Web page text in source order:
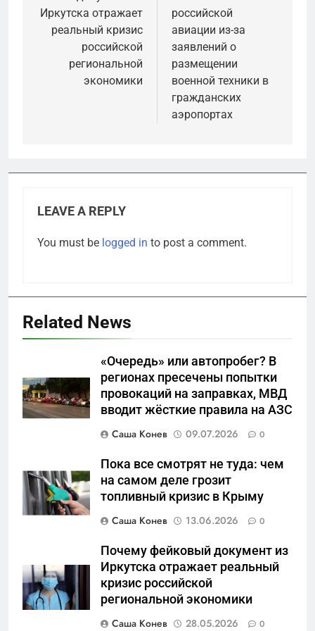
Иркутска отражает
реальный кризис
российской
региональной
экономики
российской
авиации из-за
заявлений о
размещении
военной техники в
гражданских
аэропортах
LEAVE A REPLY
You must be logged in to post a comment.
Related News
«Очередь» или автопробег? В
регионах пресечены попытки
провокаций на заправках, МВД
вводит жёсткие правила на АЗС
Саша Конев
09.07.2026 0
Пока все смотрят не туда: чем
на самом деле грозит
топливный кризис в Крыму
Саша Конев
13.06.2026 0
Почему фейковый документ из
Иркутска отражает реальный
кризис российской
региональной экономики
Саша Конев
28.05.2026 0
5
Отрезанные от помощи:
почему власть и
руки» после ударов по
складам Wildberries?
6
«Ростех» разъедают изнутри:
Серовский оборонный завод
САНКТ-ПЕТЕРБУРГ И ОБЛАСТЬ
7
«Бизнес на ветеранах и